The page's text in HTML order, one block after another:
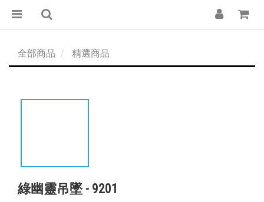
全部商品 精選商品
綠幽靈吊墜 - 9201